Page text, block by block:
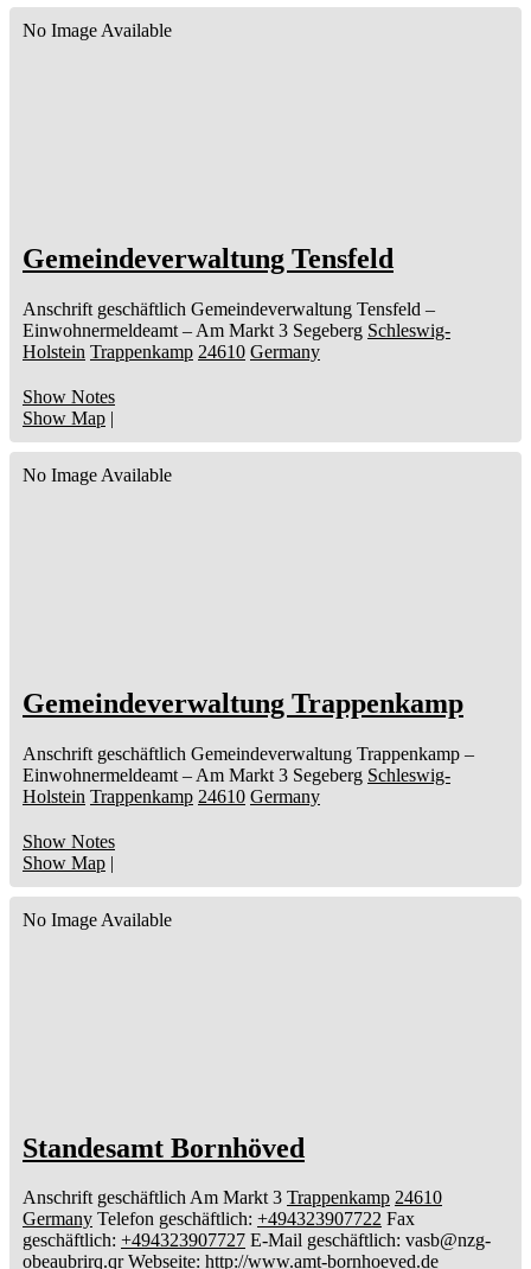
No Image Available
Gemeindeverwaltung Tensfeld
Anschrift geschäftlich Gemeindeverwaltung Tensfeld –
Einwohnermeldeamt – Am Markt 3 Segeberg Schleswig-
Holstein Trappenkamp 24610 Germany
Show Notes
Show Map |
No Image Available
Gemeindeverwaltung Trappenkamp
Anschrift geschäftlich Gemeindeverwaltung Trappenkamp –
Einwohnermeldeamt – Am Markt 3 Segeberg Schleswig-
Holstein Trappenkamp 24610 Germany
Show Notes
Show Map |
No Image Available
Standesamt Bornhöved
Anschrift geschäftlichAm Markt 3 Trappenkamp 24610
Germany Telefon geschäftlich: +494323907722 Fax
geschäftlich: +494323907727 E-Mail geschäftlich: vasb@nzg-
obeaubrirq.qr Webseite: http://www.amt-bornhoeved.de